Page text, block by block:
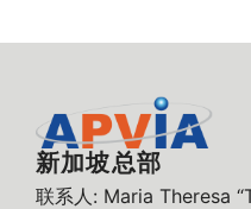
新加坡总部
联系人: Maria Theresa